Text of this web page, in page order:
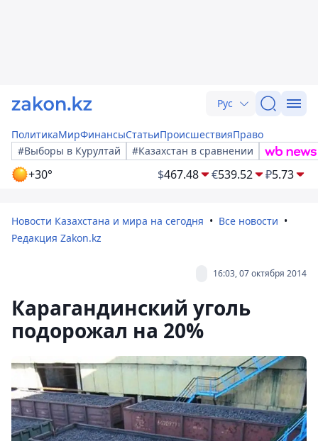
Рус
ПолитикаМирФинансыСтатьиПроисшествияПраво
#Выборы в Курултай
#Казахстан в сравнении
+30° $467.48 €539.52 ₽5.73
Новости Казахстана и мира на сегодня
Все новости
Редакция Zakon.kz
16:03, 07 октября 2014
Карагандинский уголь
подорожал на 20%